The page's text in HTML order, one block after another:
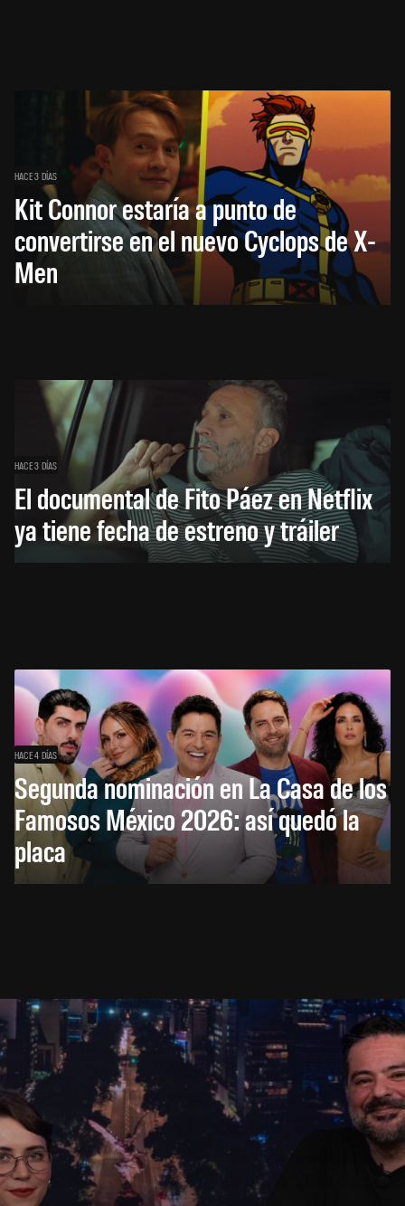
HACE 3 DÍAS
Kit Connor estaría a punto de
convertirse en el nuevo Cyclops de X-
Men
HACE 3 DÍAS
El documental de Fito Páez en Netflix
ya tiene fecha de estreno y tráiler
HACE 4 DÍAS
Segunda nominación en La Casa de los
Famosos México 2026: así quedó la
placa